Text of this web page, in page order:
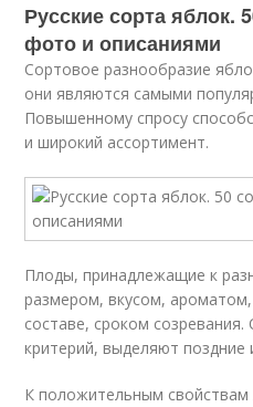
Русские сорта яблок.
фото и описаниями
Сортовое разнообразие
они являются самыми
Повышенному спросу
и широкий ассортимент.
Плоды, принадлежащие к
размером, вкусом,
составе, сроком
критерий, выделяют поздние
К положительным свойствам